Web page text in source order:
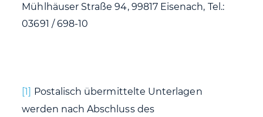
Mühlhäuser Straße 94, 99817 Eisenach, Tel.:
03691 / 698-10
[1] Postalisch übermittelte Unterlagen
werden nach Abschluss des